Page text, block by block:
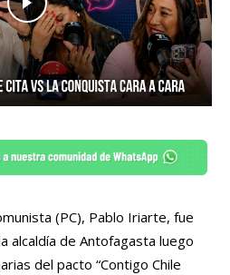
(PC), Pablo Iriarte, fue
alcaldía de Antofagasta luego
del pacto “Contigo Chile